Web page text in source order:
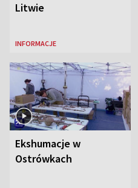
Litwie
INFORMACJE
Ekshumacje w
Ostrówkach